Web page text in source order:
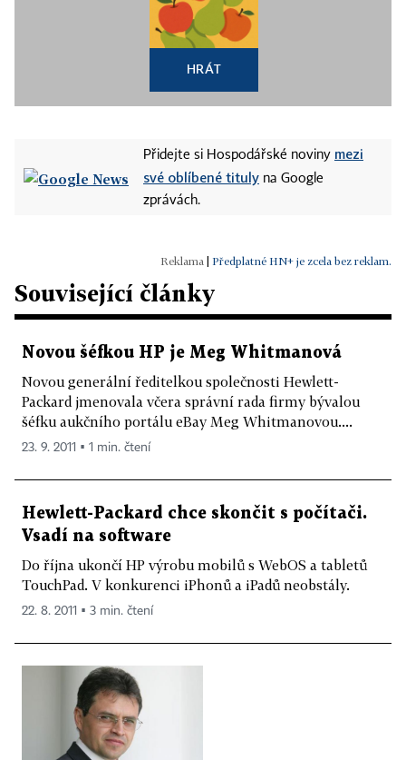
HRÁT
Přidejte si Hospodářské noviny mezi
své oblíbené tituly na Google
zprávách.
Předplatné HN+ je zcela bez reklam.
Související články
Novou šéfkou HP je Meg Whitmanová
Novou generální ředitelkou společnosti Hewlett-
Packard jmenovala včera správní rada firmy bývalou
šéfku aukčního portálu eBay Meg Whitmanovou....
23. 9. 2011 ▪ 1 min. čtení
Hewlett-Packard chce skončit s počítači.
Vsadí na software
Do října ukončí HP výrobu mobilů s WebOS a tabletů
TouchPad. V konkurenci iPhonů a iPadů neobstály.
22. 8. 2011 ▪ 3 min. čtení